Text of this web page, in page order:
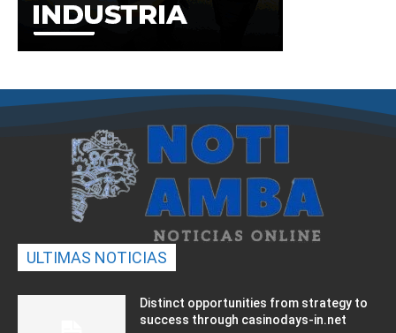
ULTIMAS NOTICIAS
Distinct opportunities from strategy to
success through casinodays-in.net